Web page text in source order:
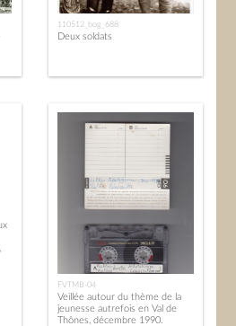
110512_bog_688
Deux soldats
FVTMB-04
Veillée autour du thème de la
jeunesse autrefois en Val de
Thônes, décembre 1990.